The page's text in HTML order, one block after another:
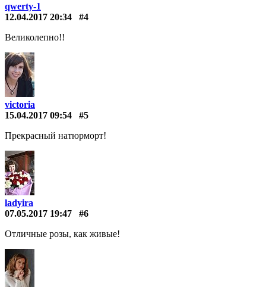
qwerty-1
12.04.2017 20:34
#4
Великолепно!!
victoria
15.04.2017 09:54
#5
Прекрасный натюрморт!
ladyira
07.05.2017 19:47
#6
Отличные розы, как живые!